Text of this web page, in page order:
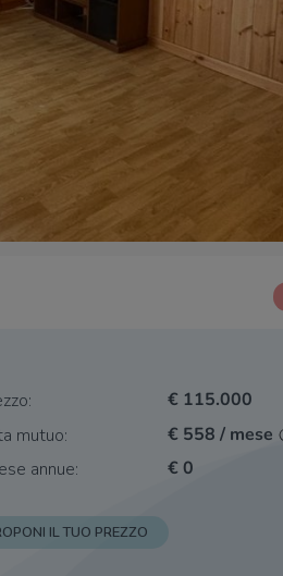
€ 115.000
mutuo:
€ 558 / mese
annue:
€ 0
IL TUO PREZZO